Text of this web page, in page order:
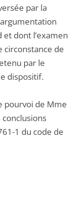
par la
dont l’examen
circonstance de
par le
dispositif.
pourvoi de Mme
1 du code de